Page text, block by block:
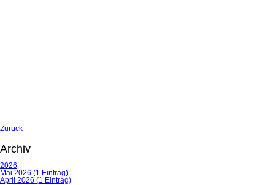
Zurück
Archiv
2026
Mai 2026 (1 Eintrag)
April 2026 (1 Eintrag)